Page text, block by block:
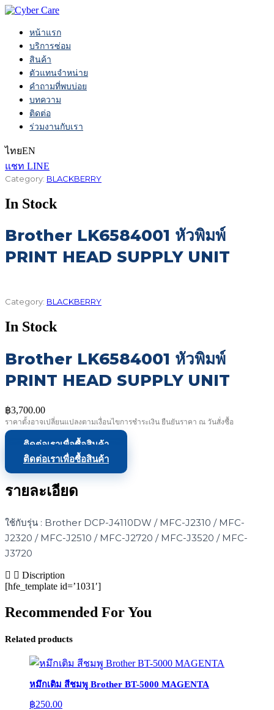
หน้าแรก
บริการซ่อม
สินค้า
ตัวแทนจำหน่าย
คำถามที่พบบ่อย
บทความ
ติดต่อ
ร่วมงานกับเรา
ไทยEN
แชท LINE
Category: BLACKBERRY
In Stock
Brother LK6584001 หัวพิมพ์
PRINT HEAD SUPPLY UNIT
Category: BLACKBERRY
In Stock
Brother LK6584001 หัวพิมพ์
PRINT HEAD SUPPLY UNIT
฿3,700.00
ราคาตั้งอาจเปลี่ยนแปลงตามเงื่อนไขการชำระเงิน ยืนยันราคา ณ วันสั่งซื้อ
ติดต่อเราเพื่อซื้อสินค้า
ติดต่อเราเพื่อซื้อสินค้า
รายละเอียด
ใช้กับรุ่น : Brother DCP-J4110DW / MFC-J2310 / MFC-
J2320 / MFC-J2510 / MFC-J2720 / MFC-J3520 / MFC-
J3720
Discription
[hfe_template id=’1031′]
Recommended For You
Related products
หมึกเติม สีชมพู Brother BT-5000 MAGENTA
฿250.00